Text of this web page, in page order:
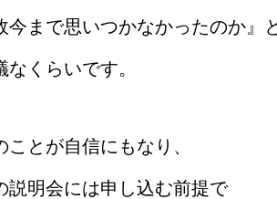
今まで思いつかなかったのか』
なくらいです。
ことが自信にもなり、
説明会には申し込む前提で